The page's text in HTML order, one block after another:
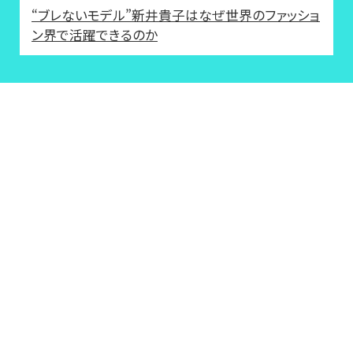
“ブレないモデル”新井貴子はなぜ世界のファッショ
ン界で活躍できるのか